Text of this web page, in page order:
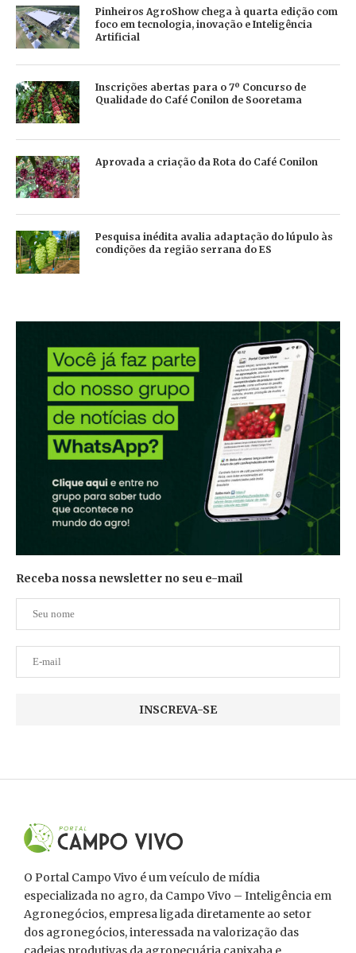
Pinheiros AgroShow chega à quarta edição com
foco em tecnologia, inovação e Inteligência
Artificial
Inscrições abertas para o 7º Concurso de
Qualidade do Café Conilon de Sooretama
Aprovada a criação da Rota do Café Conilon
Pesquisa inédita avalia adaptação do lúpulo às
condições da região serrana do ES
Receba nossa newsletter no seu e-mail
O Portal Campo Vivo é um veículo de mídia
especializada no agro, da Campo Vivo – Inteligência em
Agronegócios, empresa ligada diretamente ao setor
dos agronegócios, interessada na valorização das